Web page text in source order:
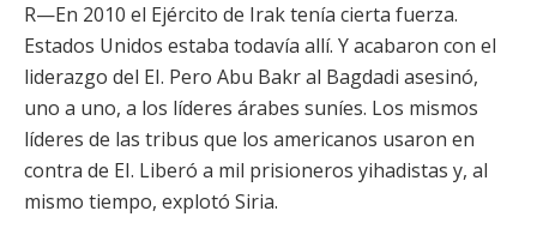
R—En 2010 el Ejército de Irak tenía cierta fuerza.
Estados Unidos estaba todavía allí. Y acabaron con el
liderazgo del EI. Pero Abu Bakr al Bagdadi asesinó,
uno a uno, a los líderes árabes suníes. Los mismos
líderes de las tribus que los americanos usaron en
contra de EI. Liberó a mil prisioneros yihadistas y, al
mismo tiempo, explotó Siria.